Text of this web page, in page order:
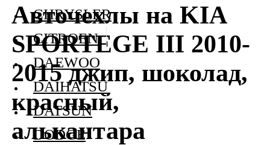
Авточехлы на KIA
SPORTEGE III 2010-
2015 джип, шоколад,
красный,
алькантара
CHRYSLER
CITROEN
DAEWOO
DAIHATSU
DATSUN
DODGE